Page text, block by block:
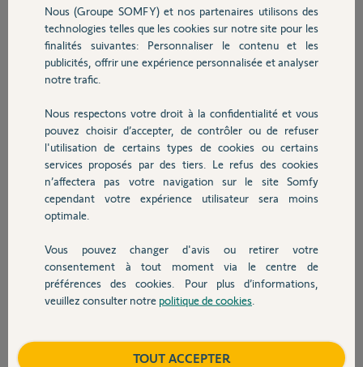
Sécurité
Domotique
Chauffage
Autres produits
Devis avec un pro
Contact
Jean Pierre D.
il y a presque 8 ans
Participer au fil de discussion
Réponses
Bonjour Jean pierre,
Avez vous essayé une RAZ de TaHoma sait-on jamais!
http://forum.somfy.fr/questions/1626676-faq-video-effectuer-reset-
tahoma
Sylvain C. il y a presque 8 ans
Bonjour,
J'ai essayé la RAZ de la Box (sans effet). Comme ma Box Orange est en
Nous (Groupe SOMFY) et nos partenaires utilisons des
technologies telles que les cookies sur notre site pour les
finalités suivantes: Personnaliser le contenu et les
publicités, offrir une expérience personnalisée et analyser
notre trafic.
Nous respectons votre droit à la confidentialité et vous
pouvez choisir d’accepter, de contrôler ou de refuser
l'utilisation de certains types de cookies ou certains
services proposés par des tiers. Le refus des cookies
n’affectera pas votre navigation sur le site Somfy
cependant votre expérience utilisateur sera moins
optimale.
Vous pouvez changer d'avis ou retirer votre
consentement à tout moment via le centre de
préférences des cookies. Pour plus d’informations,
veuillez consulter notre politique de cookies
TOUT ACCEPTER